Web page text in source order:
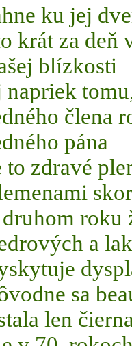
ku jej
krát za deň
blízkosti
napriek
člena
pána
to zdravé
roku
a
sa
len